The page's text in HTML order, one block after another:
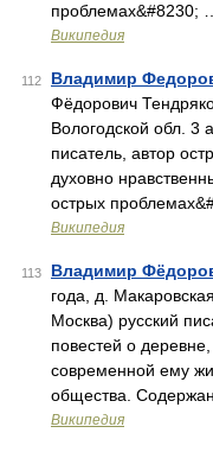
проблемах&#8230; …
Википедия
112 Владимир
Фёдорович
Вологодской обл. 3
писатель, автор
духовно
острых
Википедия
113 Владимир
года, д.
Москва) русский
повестей о
современной ему
общества.
Википедия